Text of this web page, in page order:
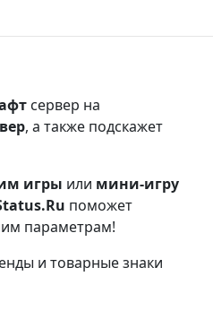
сервер на
, а также подскажет
игры или мини-игру
поможет
параметрам!
и товарные знаки